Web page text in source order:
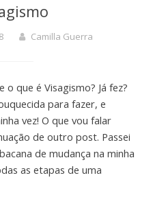
Camilla Guerra
o que é Visagismo? Já fez?
para fazer, e
vez! O que vou falar
de outro post. Passei
de mudança na minha
as etapas de uma